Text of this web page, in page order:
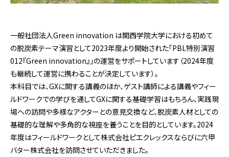
一般社団法人Green innovation は関西学院大学における初めて
の脱炭素テーマ演習として2023年度より開始された「PBL特別演習
012『Green innovation』」の運営をサポートしています（2024年度
も継続して運営に携わることが決定しています）。
本科目では、GXに関する講義のほか、ゲスト講師による講義やフィー
ルドワークでの学びを通してGXに関する基礎学習はもちろん、実践現
場への訪問や多様なアクターとの意見交換など、脱炭素人材としての
基礎的な理解や多角的な視座を養うことを目的としています。2024
年度はフィールドワークとして株式会社ピエクレックスならびに六甲
バター株式会社を訪問させていただきました。